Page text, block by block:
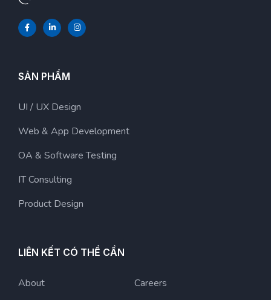
SẢN PHẨM
UI / UX Design
Web & App Development
OA & Software Testing
IT Consulting
Product Design
LIÊN KẾT CÓ THỂ CẦN
About
Careers